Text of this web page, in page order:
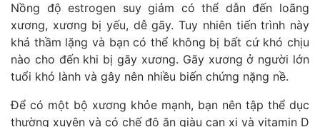
Nồng độ estrogen suy giảm có thể dẫn đến loãng
xương, xương bị yếu, dễ gãy. Tuy nhiên tiến trình này
khá thầm lặng và bạn có thể không bị bất cứ khó chịu
nào cho đến khi bị gãy xương. Gãy xương ở người lớn
tuổi khó lành và gây nên nhiều biến chứng nặng nề.
Để có một bộ xương khỏe mạnh, bạn nên tập thể dục
thường xuyên và có chế độ ăn giàu can xi và vitamin D